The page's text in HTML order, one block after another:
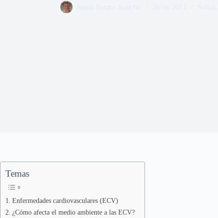
Temas
Enfermedades cardiovasculares (ECV)
¿Cómo afecta el medio ambiente a las ECV?